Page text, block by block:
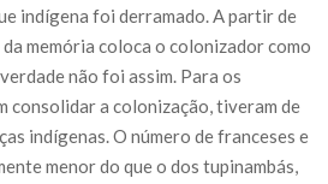
indígena foi derramado. A partir de
memória coloca o colonizador como
não foi assim. Para os
consolidar a colonização, tiveram de
indígenas. O número de franceses e
menor do que o dos tupinambás,